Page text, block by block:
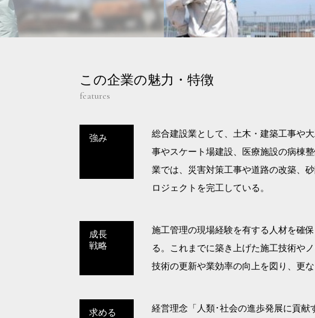
この企業の魅力・特徴
features
強み
総合建設業として、土木・建築工事や
事やスケート場建設、医療施設の病棟
業では、災害対策工事や道路の改築、
ロジェクトを完工している。
成長
戦略
施工管理の現場経験を有する人材を確
る。これまでに築き上げた施工技術や
技術の更新や業効率の向上を図り、更
求める
経営理念「人類･社会の進歩発展に貢